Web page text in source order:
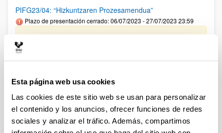
Esta página web usa cookies
Las cookies de este sitio web se usan para personalizar
el contenido y los anuncios, ofrecer funciones de redes
sociales y analizar el tráfico. Además, compartimos
PIFG23/04: “Hizkuntzaren Prozesamendua”
Plazo de presentación cerrado: 06/07/2023 - 27/07/2023 23:59
Se ha publicado la propuesta de adjudicación.
PIFG22/71: “Prehistoria”
Se ha publicado la propuesta de adjudicación
PIFG23/08: “Alteraciones metabólicas implicadas en
progresión de enfermedad hepática”
Plazo de presentación cerrado: 11/07/2023 - 03/08/2023 23:59